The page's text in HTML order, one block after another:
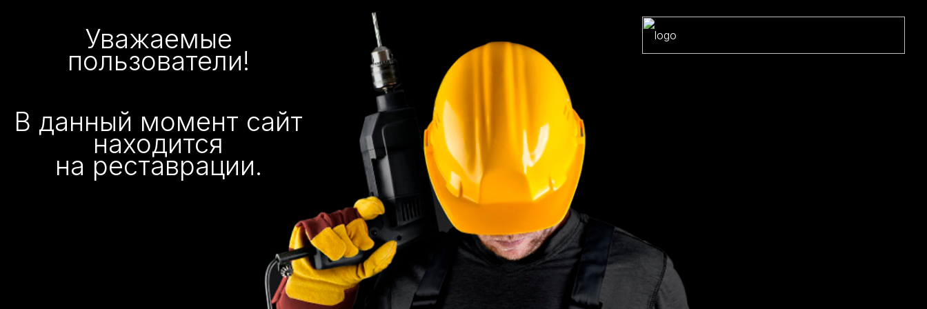
Уважаемые
пользователи!
В данный момент сайт
находится
на реставрации.